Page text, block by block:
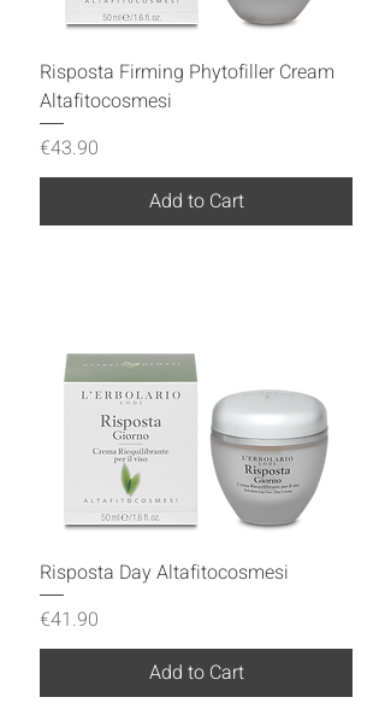
Risposta Firming Phytofiller Cream
Altafitocosmesi
Price
€43.90
Add to Cart
Risposta Day Altafitocosmesi
Price
€41.90
Add to Cart